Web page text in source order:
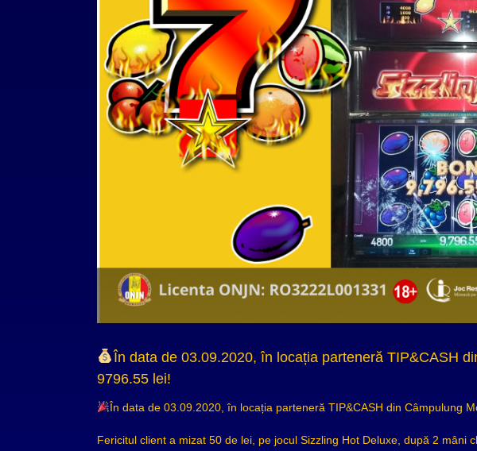
În data de 03.09.2020, în locația parteneră TIP&CASH
9796.55 lei!
În data de 03.09.2020, în locația parteneră TIP&CASH din Câmpulung
Fericitul client a mizat 50 de lei, pe jocul Sizzling Hot Deluxe, după 2 mâni